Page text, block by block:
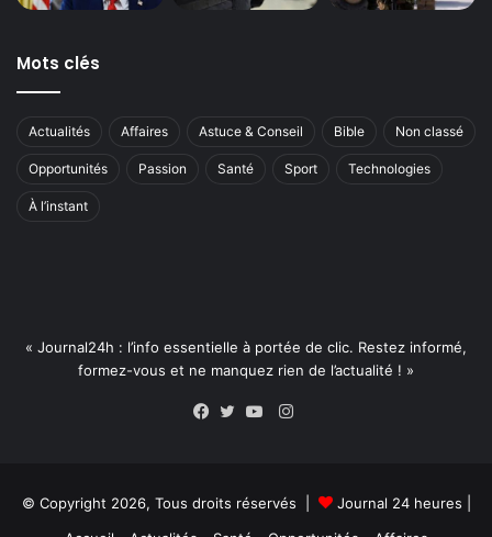
Mots clés
Actualités Affaires Astuce & Conseil Bible Non classé
Opportunités Passion Santé Sport Technologies
À l’instant
« Journal24h : l’info essentielle à portée de clic. Restez informé,
formez-vous et ne manquez rien de l’actualité ! »
Instagram
© Copyright 2026, Tous droits réservés | Journal 24 heures